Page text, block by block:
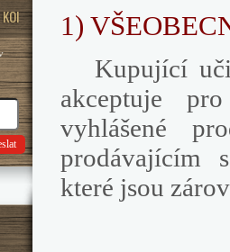
1)
Kupující
akceptuje
vyhlášené
prodávajícím
které jsou